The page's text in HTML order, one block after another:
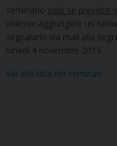
seminario solo se previsto
volesse aggiungere un
segnalarlo via mail alla
lunedì 4 novembre 2019.
Vai alla lista dei seminari